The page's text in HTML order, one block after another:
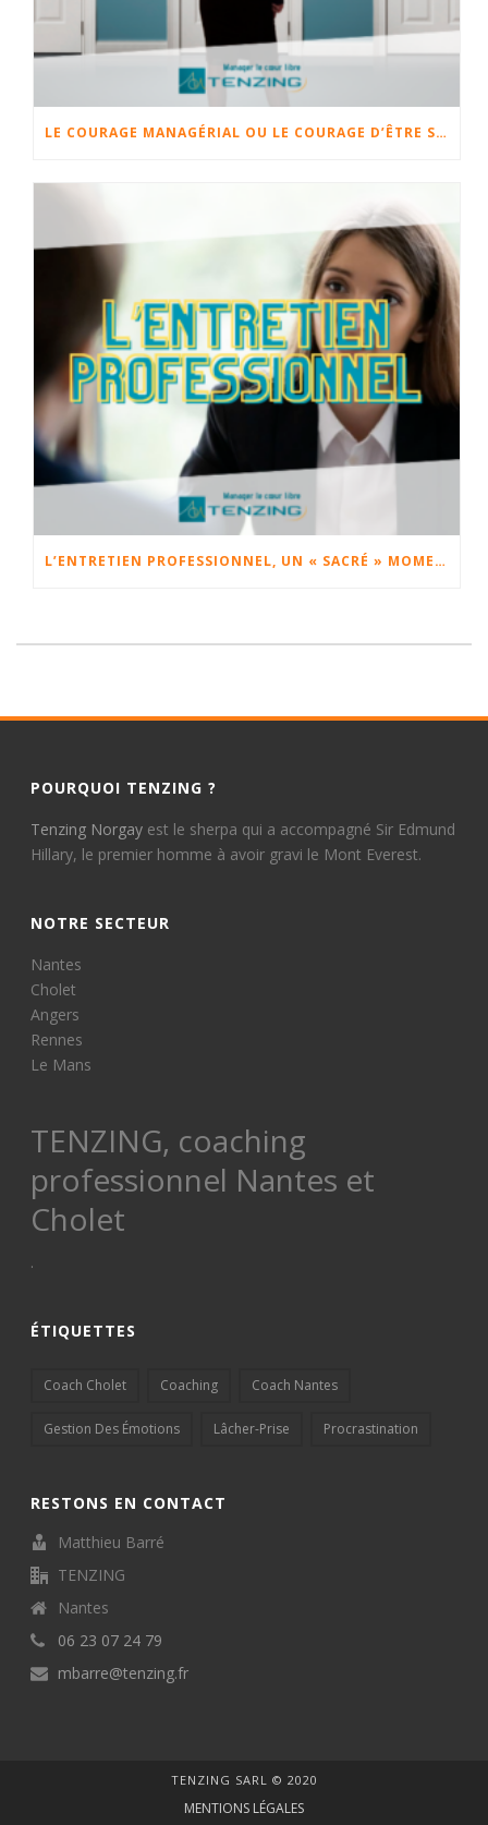
LE COURAGE MANAGÉRIAL OU LE COURAGE D’ÊTRE SOI
L’ENTRETIEN PROFESSIONNEL, UN « SACRÉ » MOMENT.
POURQUOI TENZING ?
Tenzing Norgay est le sherpa qui a accompagné Sir Edmund
Hillary, le premier homme à avoir gravi le Mont Everest.
NOTRE SECTEUR
Nantes
Cholet
Angers
Rennes
Le Mans
TENZING, coaching
professionnel Nantes et
Cholet
.
ÉTIQUETTES
Coach Cholet Coaching Coach Nantes
Gestion Des Émotions Lâcher-Prise Procrastination
RESTONS EN CONTACT
Matthieu Barré
TENZING
Nantes
06 23 07 24 79
mbarre@tenzing.fr
TENZING SARL © 2020
MENTIONS LÉGALES